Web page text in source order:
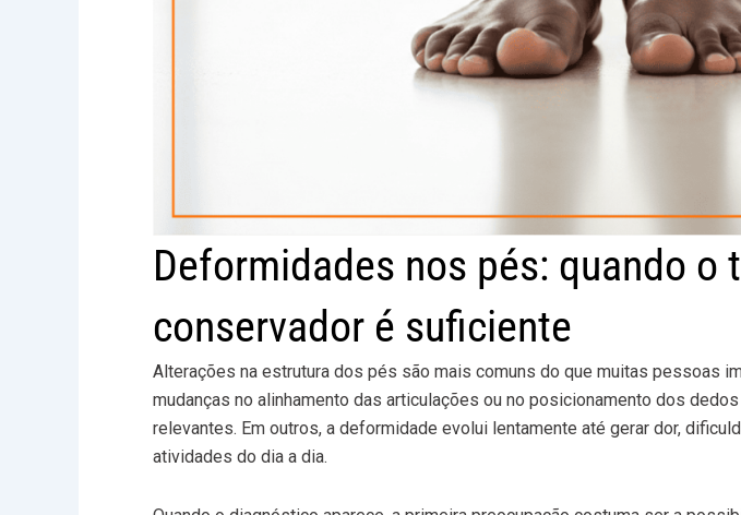
Deformidades nos pés: quando o
conservador é suficiente
Alterações na estrutura dos pés são mais comuns do que muitas pessoas
mudanças no alinhamento das articulações ou no posicionamento dos
relevantes. Em outros, a deformidade evolui lentamente até gerar dor,
atividades do dia a dia.